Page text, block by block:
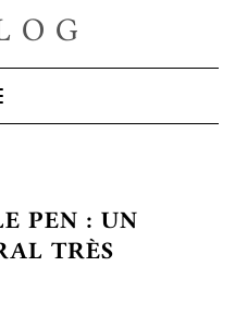
Navigation
PEN : UN
TRÈS